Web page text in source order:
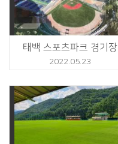
태백 스포츠파크 경기장
2022.05.23